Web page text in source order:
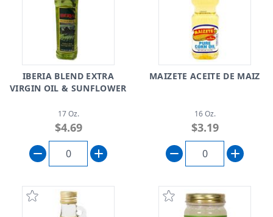
IBERIA BLEND EXTRA
VIRGIN OIL & SUNFLOWER
17 Oz.
$4.69
MAIZETE ACEITE DE MAIZ
16 Oz.
$3.19